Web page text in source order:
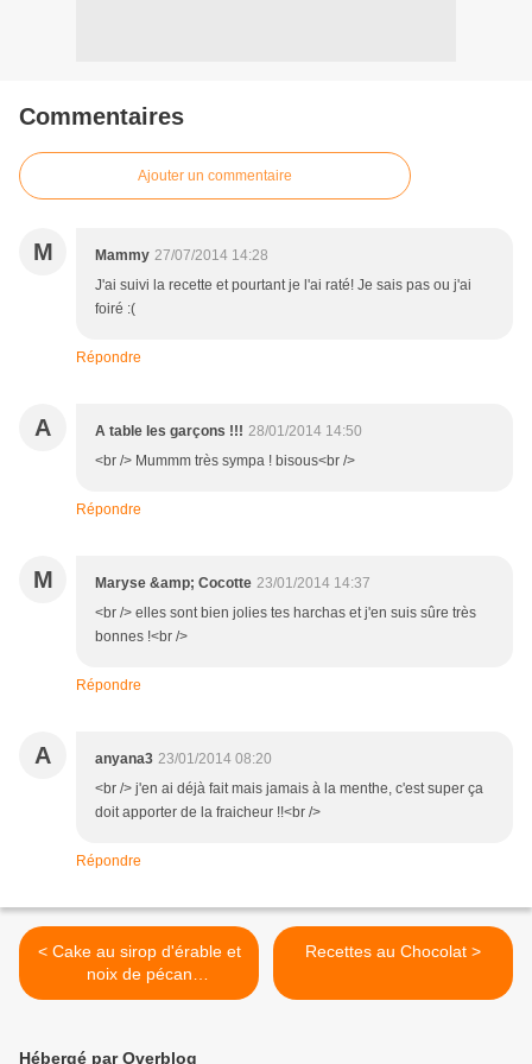
Commentaires
Ajouter un commentaire
M Mammy 27/07/2014 14:28
J'ai suivi la recette et pourtant je l'ai raté! Je sais pas ou j'ai
foiré :(
Répondre
A A table les garçons !!! 28/01/2014 14:50
<br /> Mummm très sympa ! bisous<br />
Répondre
M Maryse &amp; Cocotte 23/01/2014 14:37
<br /> elles sont bien jolies tes harchas et j'en suis sûre très
bonnes !<br />
Répondre
A anyana3 23/01/2014 08:20
<br /> j'en ai déjà fait mais jamais à la menthe, c'est super ça
doit apporter de la fraicheur !!<br />
Répondre
< Cake au sirop d'érable et
noix de pécan
http://www.culinaireamoula.
Recettes au Chocolat >
Hébergé par Overblog